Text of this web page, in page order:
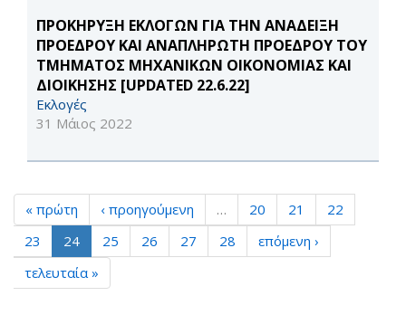
ΠΡΟΚΗΡΥΞΗ ΕΚΛΟΓΩΝ ΓΙΑ ΤΗΝ ΑΝΑΔΕΙΞΗ
ΠΡΟΕΔΡΟΥ ΚΑΙ ΑΝΑΠΛΗΡΩΤΗ ΠΡΟΕΔΡΟΥ ΤΟΥ
ΤΜΗΜΑΤΟΣ ΜΗΧΑΝΙΚΩΝ ΟΙΚΟΝΟΜΙΑΣ ΚΑΙ
ΔΙΟΙΚΗΣΗΣ [UPDATED 22.6.22]
Εκλογές
31 Μάιος 2022
« πρώτη ‹ προηγούμενη … 20 21
22
23
24 25 26 27 28
επόμενη ›
τελευταία »